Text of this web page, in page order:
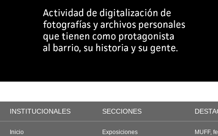
INSTITUCIONALES SECCIONES
Inicio
Exposiciones
MUFF,